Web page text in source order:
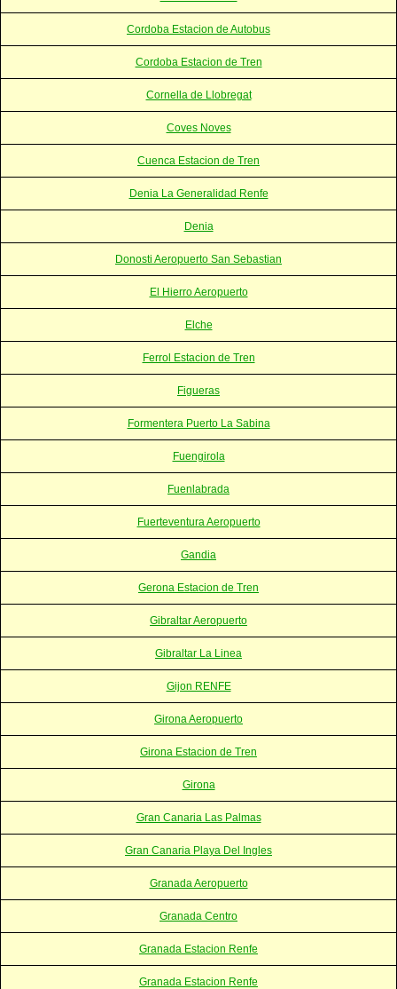
Cordoba Estacion de Autobus
Cordoba Estacion de Tren
Cornella de Llobregat
Coves Noves
Cuenca Estacion de Tren
Denia La Generalidad Renfe
Denia
Donosti Aeropuerto San Sebastian
El Hierro Aeropuerto
Elche
Ferrol Estacion de Tren
Figueras
Formentera Puerto La Sabina
Fuengirola
Fuenlabrada
Fuerteventura Aeropuerto
Gandia
Gerona Estacion de Tren
Gibraltar Aeropuerto
Gibraltar La Linea
Gijon RENFE
Girona Aeropuerto
Girona Estacion de Tren
Girona
Gran Canaria Las Palmas
Gran Canaria Playa Del Ingles
Granada Aeropuerto
Granada Centro
Granada Estacion Renfe
Granada Estacion Renfe